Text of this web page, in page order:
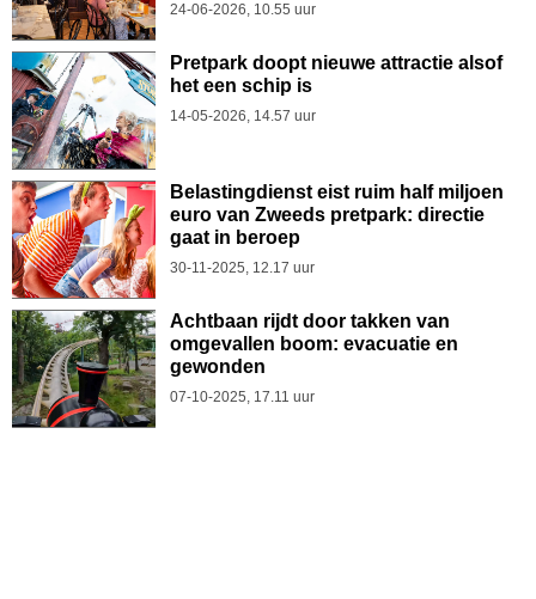
24-06-2026, 10.55 uur
Pretpark doopt nieuwe attractie alsof
het een schip is
14-05-2026, 14.57 uur
Belastingdienst eist ruim half miljoen
euro van Zweeds pretpark: directie
gaat in beroep
30-11-2025, 12.17 uur
Achtbaan rijdt door takken van
omgevallen boom: evacuatie en
gewonden
07-10-2025, 17.11 uur